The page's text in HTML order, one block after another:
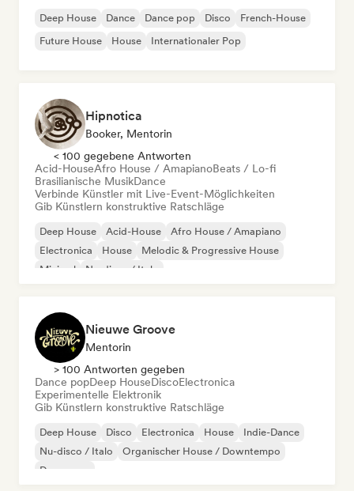
Deep House Dance Dance pop Disco
French-House
Future House
House Internationaler Pop
Hipnotica
Booker, Mentorin
< 100 gegebene Antworten
Acid-HouseAfro House / AmapianoBeats / Lo-fi
Brasilianische MusikDance
Verbinde Künstler mit Live-Event-Möglichkeiten
Gib Künstlern konstruktive Ratschläge
Deep House Acid-House
Afro House / Amapiano
Electronica
House
Melodic & Progressive House
Minimal
Nu-disco / Italo
Nieuwe Groove
Mentorin
> 100 Antworten gegeben
Dance popDeep HouseDiscoElectronica
Experimentelle Elektronik
Gib Künstlern konstruktive Ratschläge
Deep House Disco Electronica House
Indie-Dance
Nu-disco / Italo
Organischer House / Downtempo
Dance pop